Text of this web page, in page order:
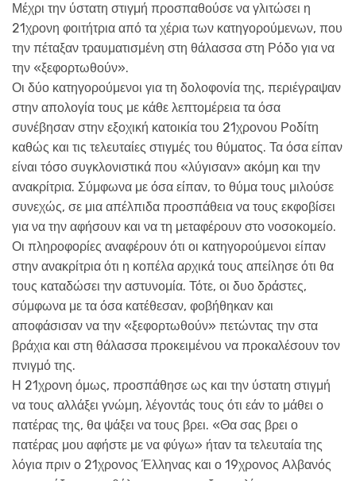
Μέχρι την ύστατη στιγμή προσπαθούσε να γλιτώσει η
21χρονη φοιτήτρια από τα χέρια των κατηγορούμενων, που
την πέταξαν τραυματισμένη στη θάλασσα στη Ρόδο για να
την «ξεφορτωθούν».
Οι δύο κατηγορούμενοι για τη δολοφονία της, περιέγραψαν
στην απολογία τους με κάθε λεπτομέρεια τα όσα
συνέβησαν στην εξοχική κατοικία του 21χρονου Ροδίτη
καθώς και τις τελευταίες στιγμές του θύματος. Τα όσα είπαν
είναι τόσο συγκλονιστικά που «λύγισαν» ακόμη και την
ανακρίτρια. Σύμφωνα με όσα είπαν, το θύμα τους μιλούσε
συνεχώς, σε μια απέλπιδα προσπάθεια να τους εκφοβίσει
για να την αφήσουν και να τη μεταφέρουν στο νοσοκομείο.
Οι πληροφορίες αναφέρουν ότι οι κατηγορούμενοι είπαν
στην ανακρίτρια ότι η κοπέλα αρχικά τους απείλησε ότι θα
τους καταδώσει την αστυνομία. Τότε, οι δυο δράστες,
σύμφωνα με τα όσα κατέθεσαν, φοβήθηκαν και
αποφάσισαν να την «ξεφορτωθούν» πετώντας την στα
βράχια και στη θάλασσα προκειμένου να προκαλέσουν τον
πνιγμό της.
Η 21χρονη όμως, προσπάθησε ως και την ύστατη στιγμή
να τους αλλάξει γνώμη, λέγοντάς τους ότι εάν το μάθει ο
πατέρας της, θα ψάξει να τους βρει. «Θα σας βρει ο
πατέρας μου αφήστε με να φύγω» ήταν τα τελευταία της
λόγια πριν ο 21χρονος Έλληνας και ο 19χρονος Αλβανός